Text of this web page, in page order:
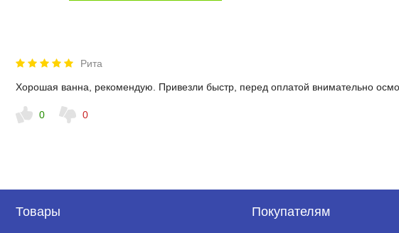
Рита
Хорошая ванна, рекомендую. Привезли быстр, перед оплатой внимательно
0 0
Товары Покупателям